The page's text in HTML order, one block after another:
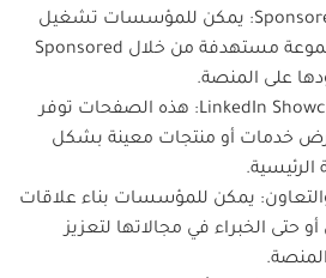
إعلانات Sponsored Content: يمكن للمؤسسات تشغيل
إعلانات موجهة لمجموعة مستهدفة من خلال Sponsored
استخدام LinkedIn Showcase Pages: هذه الصفحات توفر
خدمات أو منتجات معينة بشكل
يمكن للمؤسسات بناء علاقات
حتى الخبراء في مجالاتها لتعزيز